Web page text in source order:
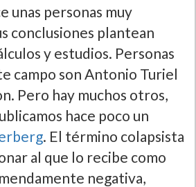
unas personas muy
conclusiones plantean
y estudios. Personas
campo son Antonio Turiel
Pero hay muchos otros,
hace poco un
. El término colapsista
al que lo recibe como
negativa,